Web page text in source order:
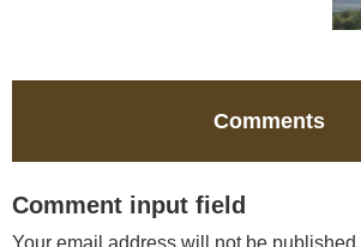
Comments
Comment input field
Your email address will not be published.